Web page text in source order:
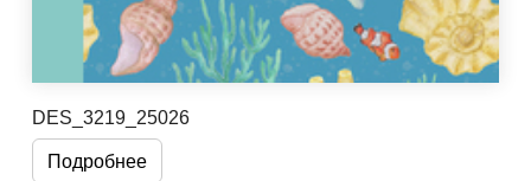
DES_3219_25026
Подробнее